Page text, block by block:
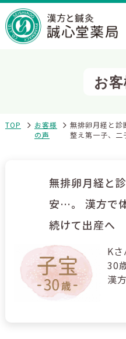
お
TOP
お客様
の声
無排卵月経と
整え第一子、二
無排卵月経と
安…。 漢方で
続けて出産へ
Kさ
30
漢